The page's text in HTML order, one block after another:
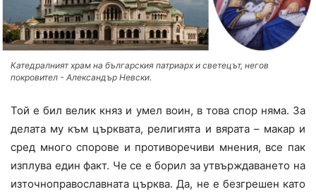
Катедралният храм на българския патриарх и светецът, негов
покровител - Александър Невски.
Той е бил велик княз и умел воин, в това спор няма. За
делата му към църквата, религията и вярата – макар и
сред много спорове и противоречиви мнения, все пак
изплува един факт. Че се е борил за утвърждаването на
източноправославната църква. Да, не е безгрешен като